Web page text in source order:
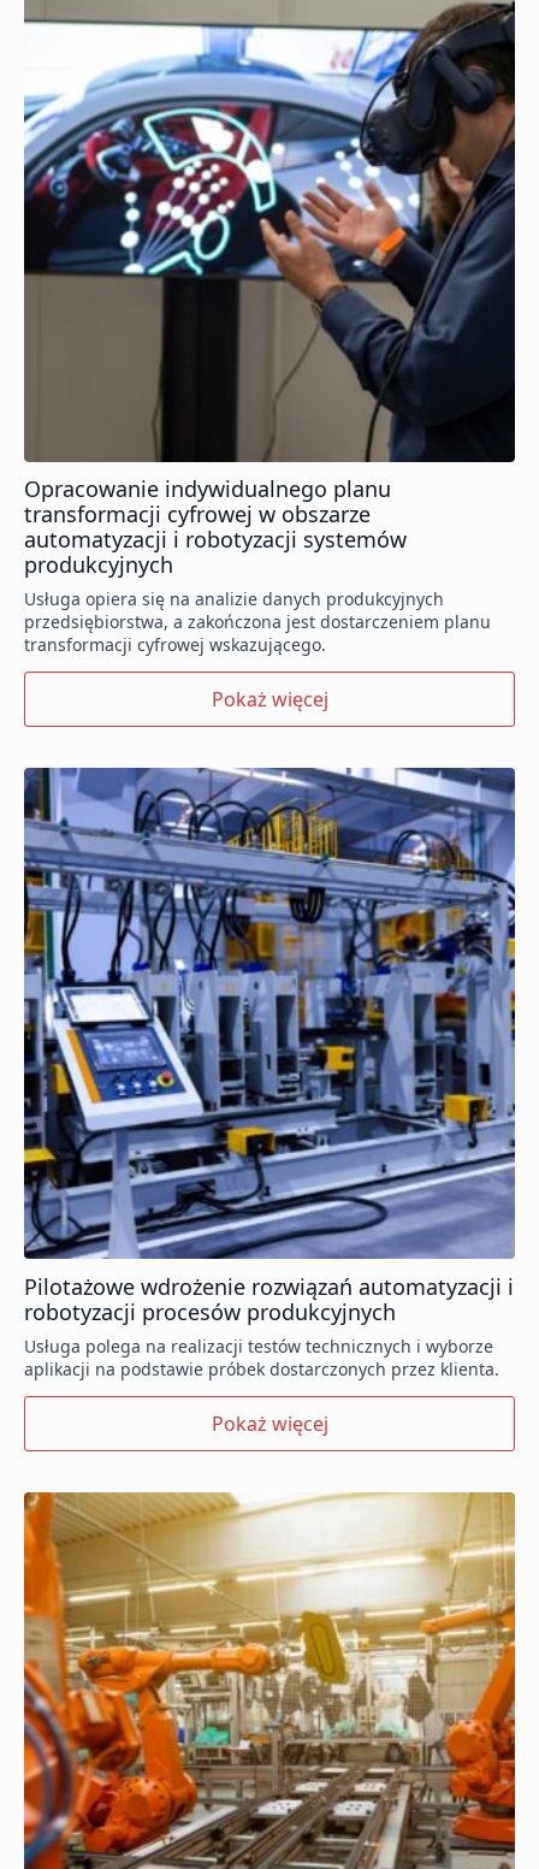
Pokaż więcej
Opracowanie indywidualnego planu
transformacji cyfrowej w obszarze
automatyzacji i robotyzacji systemów
produkcyjnych
Usługa opiera się na analizie danych produkcyjnych
przedsiębiorstwa, a zakończona jest dostarczeniem planu
transformacji cyfrowej wskazującego.
Pokaż więcej
Pilotażowe wdrożenie rozwiązań automatyzacji i
robotyzacji procesów produkcyjnych
Usługa polega na realizacji testów technicznych i wyborze
aplikacji na podstawie próbek dostarczonych przez klienta.